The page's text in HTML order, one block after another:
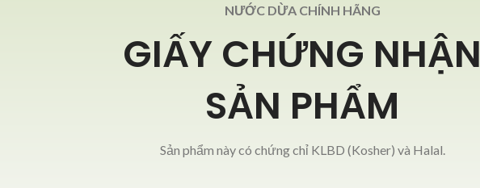
NƯỚC DỪA CHÍNH HÃNG
GIẤY CHỨNG NHẬN
SẢN PHẨM
Sản phẩm này có chứng chỉ KLBD (Kosher) và Halal.